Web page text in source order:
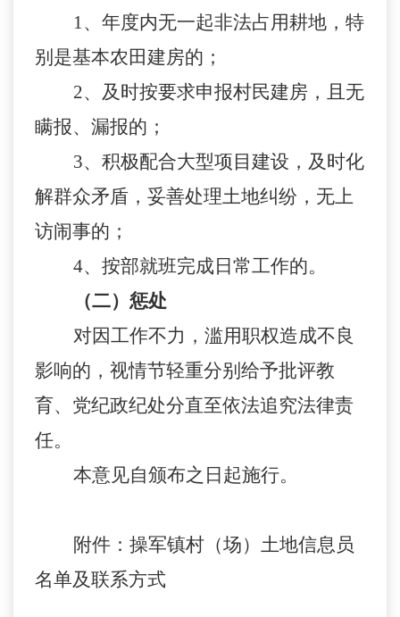
1、年度内无一起非法占用耕地，特
别是基本农田建房的；
2、及时按要求申报村民建房，且无
瞒报、漏报的；
3、积极配合大型项目建设，及时化
解群众矛盾，妥善处理土地纠纷，无上
访闹事的；
4、按部就班完成日常工作的。
（二）惩处
对因工作不力，滥用职权造成不良
影响的，视情节轻重分别给予批评教
育、党纪政纪处分直至依法追究法律责
任。
本意见自颁布之日起施行。
附件：操军镇村（场）土地信息员
名单及联系方式